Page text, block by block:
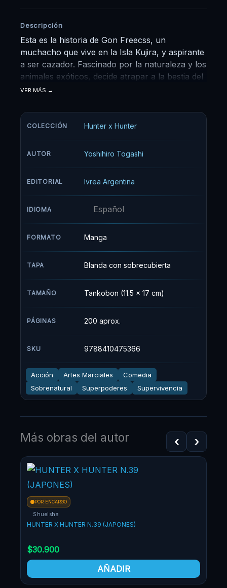
Descripción
Esta es la historia de Gon Freecss, un
muchacho que vive en la Isla Kujira, y aspirante
a ser cazador. Fascinado por la naturaleza y los
animales exóticos, decide atrapar a la bestia del
pantano de su isla para que Mito, su tía, le
no conoce a sus padres, ellos dejaron a Gon al
cuidado de Mito y su abuela desde que era
emprende la travesía por mar y tierra para
lograr su sueño: ser un hunter.
VER MÁS
COLECCIÓN Hunter x Hunter
AUTOR Yoshihiro Togashi
EDITORIAL Ivrea Argentina
IDIOMA Español
FORMATO Manga
TAPA Blanda con sobrecubierta
TAMAÑO Tankobon (11.5 x 17 cm)
PÁGINAS 200 aprox.
SKU 9788410475366
Acción Artes Marciales
Comedia
Sobrenatural
Superpoderes Supervivencia
Más obras del autor ‹ ›
POR ENCARGO
Shueisha
HUNTER X HUNTER N.39 (JAPONES)
$30.900
AÑADIR